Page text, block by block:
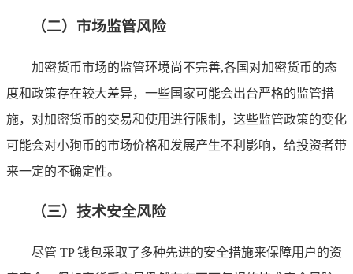
（二）市场监管风险
加密货币市场的监管环境尚不完善,各国对加密货币的态
度和政策存在较大差异，一些国家可能会出台严格的监管措
施，对加密货币的交易和使用进行限制，这些监管政策的变化
可能会对小狗币的市场价格和发展产生不利影响，给投资者带
来一定的不确定性。
（三）技术安全风险
尽管 TP 钱包采取了多种先进的安全措施来保障用户的资